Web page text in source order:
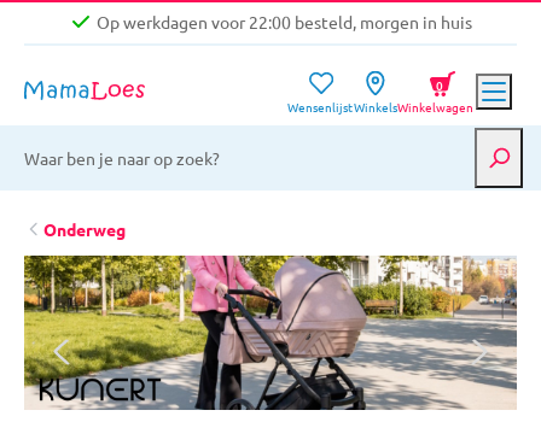
Op werkdagen voor 22:00 besteld, morgen in huis
Gratis verzending vanaf €39,-
Op werkdagen voor 22:00 besteld, morgen in huis
WensenlijstWinkelsWinkelwagen
0
Onderweg